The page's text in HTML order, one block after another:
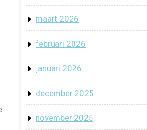
maart 2026
februari 2026
januari 2026
december 2025
november 2025